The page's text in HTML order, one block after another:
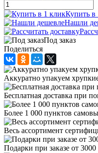
Купить в
Нашли
Под заказ
Поделиться
Аккуратно упакуем
Бесплатная доставка при
Более 1 000 пунктов
Весь ассортимент
Подарки при заказе от 3000